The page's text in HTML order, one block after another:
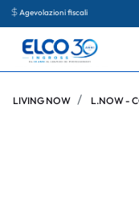
Agevolazioni fiscali
LIVING NOW L.NOW -